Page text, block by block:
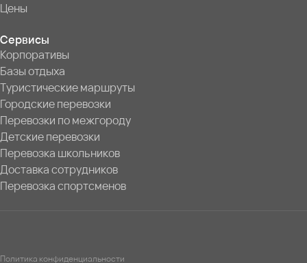
Цены
Сервисы
Корпоративы
Базы отдыха
Туристические маршруты
Городские перевозки
Перевозки по межгороду
Детские перевозки
Перевозка школьников
Доставка сотрудников
Перевозка спортсменов
Политика конфиденциальности